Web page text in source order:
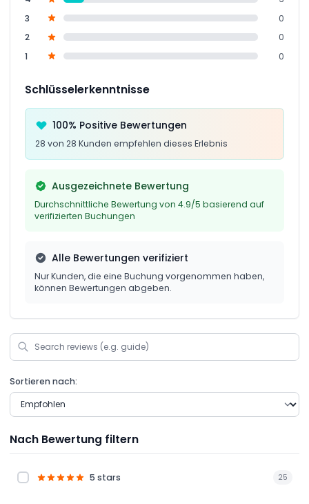
3
0
2
0
1
0
Schlüsselerkenntnisse
100% Positive Bewertungen
28 von 28 Kunden empfehlen dieses Erlebnis
Ausgezeichnete Bewertung
Durchschnittliche Bewertung von 4.9/5 basierend auf
verifizierten Buchungen
Alle Bewertungen verifiziert
Nur Kunden, die eine Buchung vorgenommen haben,
können Bewertungen abgeben.
Sortieren nach:
Nach Bewertung filtern
5 stars 25